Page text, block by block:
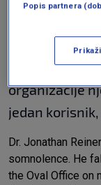
razdoblje za
neki razlog ili
organizacije
jedan
Dr. Jonathan
somnolence. He
the Oval Office on
Popis partnera